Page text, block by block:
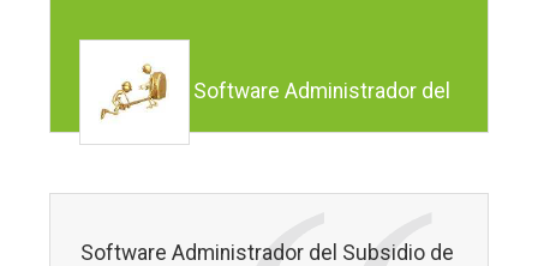
Software Administrador del
Software Administrador del Subsidio de